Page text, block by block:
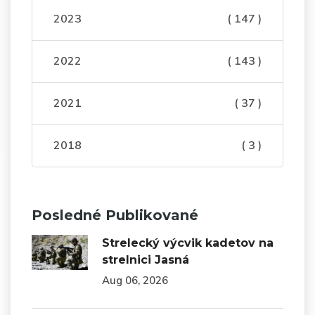
2023 ( 147 )
2022 ( 143 )
2021 ( 37 )
2018 ( 3 )
Posledné Publikované
Strelecký výcvik kadetov na
strelnici Jasná
Aug 06, 2026